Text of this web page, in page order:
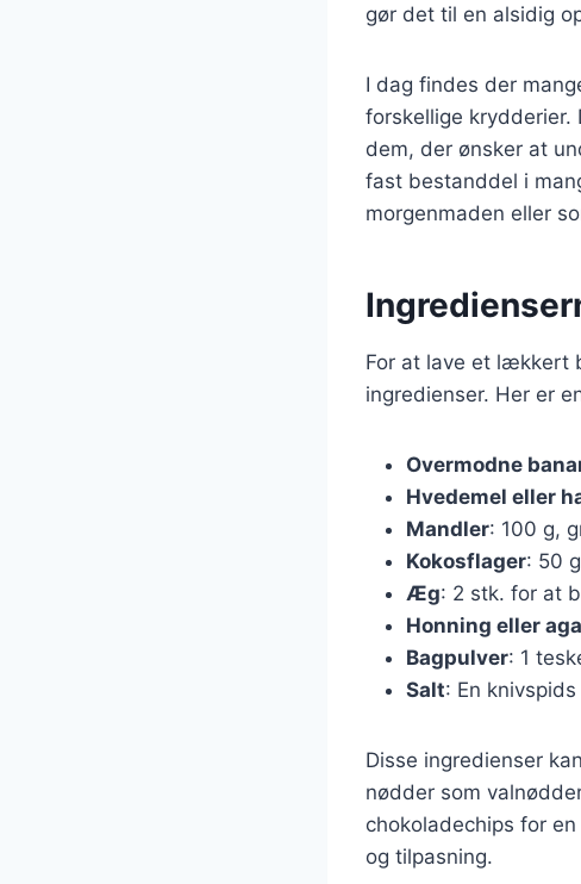
gør det til en alsidig
I dag findes der
forskellige krydderier.
dem, der ønsker at
fast bestanddel i
morgenmaden eller
For at lave et lækkert
ingredienser. Her er
Overmodne
Hvedemel eller
Mandler: 100 g,
Kokosflager: 50
Æg: 2 stk. for at
Honning eller
Bagpulver: 1
Salt: En
Disse ingredienser
nødder som
chokoladechips for
og tilpasning.